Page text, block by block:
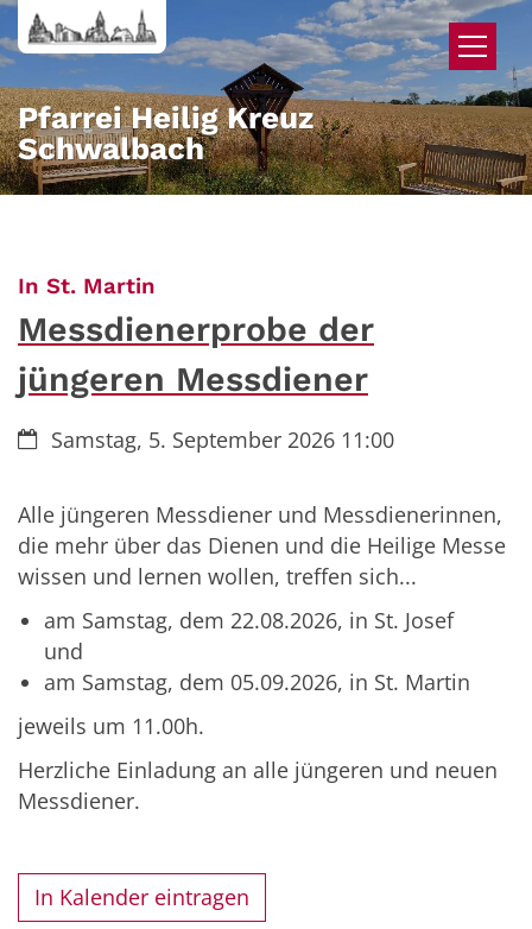
Zum Inhalt springen
Pfarrei Heilig Kreuz
Schwalbach
In St. Martin
Messdienerprobe der
jüngeren Messdiener
Datum:Samstag, 5. September 2026 11:00
Alle jüngeren Messdiener und Messdienerinnen,
die mehr über das Dienen und die Heilige Messe
wissen und lernen wollen, treffen sich...
am Samstag, dem 22.08.2026, in St. Josef
und
am Samstag, dem 05.09.2026, in St. Martin
jeweils um 11.00h.
Herzliche Einladung an alle jüngeren und neuen
Messdiener.
In Kalender eintragen